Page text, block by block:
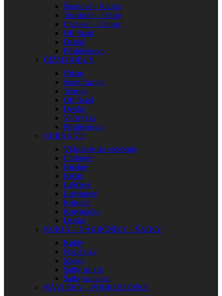
Športové – Racing
Turistické – Urban
Chopper – Cruiser
Off Road
Detské
Príslušenstvo
ČIŽMY/OBUV
Urban
Sport/Racing
Touring
Off Road
Detské
Voľný čas
Príslušenstvo
CHRÁNIČE
Vkladacie do oblečenia
Chrbtové
Hrudné
Krčné
Lakťové
Ľadvinové
Kolenné
Korytnačky
Detské
KUKLY – NÁKRČNÍKY – ŠATKY
Kukly
Nákrčníky
Masky
Šatky na krk
Šatky na hlavu
NÁVLEKY – PODKOLIENKY